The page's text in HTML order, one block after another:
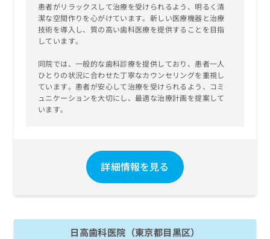
患者がリラックスして治療を受けられるよう、明るく清
潔な空間作りを心がけています。新しい医療機器と治療
技術を導入し、質の高い歯科医療を提供することを目指
しています。
同院では、一般的な歯科診療を提供しており、患者一人
ひとりの状況に合わせた丁寧なカウンセリングを重視し
ています。患者が安心して治療を受けられるよう、コミ
ュニケーションを大切にし、最適な治療計画を提案して
います。
詳細情報を見る
日高歯科医院（東京都目黒区）